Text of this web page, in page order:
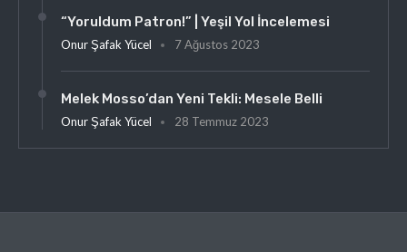
“Yoruldum Patron!” | Yeşil Yol İncelemesi
Onur Şafak Yücel 7 Ağustos 2023
Melek Mosso’dan Yeni Tekli: Mesele Belli
Onur Şafak Yücel 28 Temmuz 2023